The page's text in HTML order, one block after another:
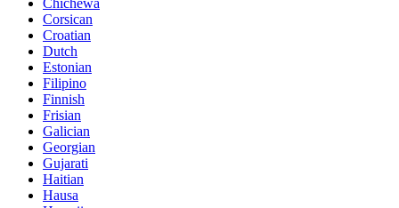
Chichewa
Corsican
Croatian
Dutch
Estonian
Filipino
Finnish
Frisian
Galician
Georgian
Gujarati
Haitian
Hausa